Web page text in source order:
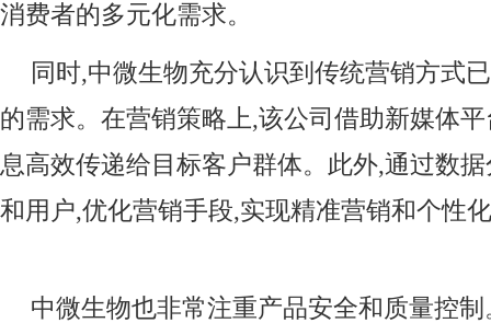
消费者的多元化需求。
同时,中微生物充分认识到传统营销方式
的需求。在营销策略上,该公司借助新媒体
息高效传递给目标客户群体。此外,通过数
和用户,优化营销手段,实现精准营销和个性
中微生物也非常注重产品安全和质量控